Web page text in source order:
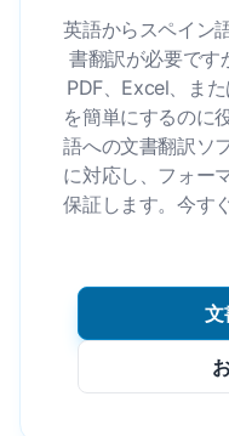
英語からスペイン
書翻訳が必要です
PDF、Excel、ま
を簡単にするのに
語への文書翻訳ソ
に対応し、フォー
保証します。今す
文